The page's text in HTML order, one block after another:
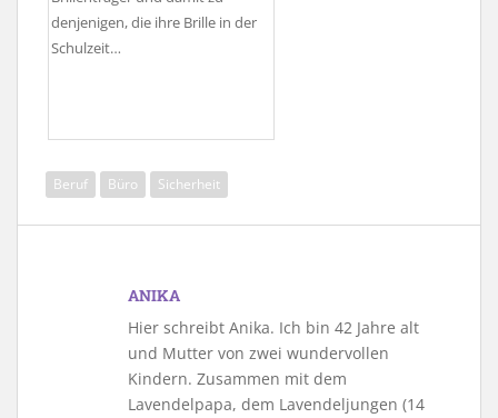
denjenigen, die ihre Brille in der
Schulzeit…
Beruf Büro Sicherheit
ANIKA
Hier schreibt Anika. Ich bin 42 Jahre alt
und Mutter von zwei wundervollen
Kindern. Zusammen mit dem
Lavendelpapa, dem Lavendeljungen (14